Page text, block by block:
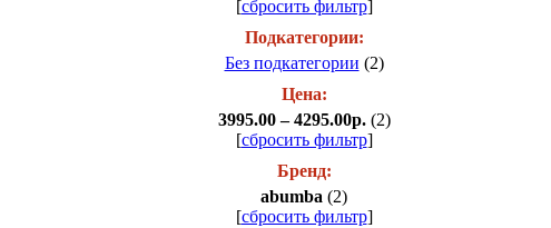
[сбросить фильтр]
Подкатегории:
Без подкатегории (2)
Цена:
3995.00 – 4295.00р. (2)
[сбросить фильтр]
Бренд:
abumba (2)
[сбросить фильтр]